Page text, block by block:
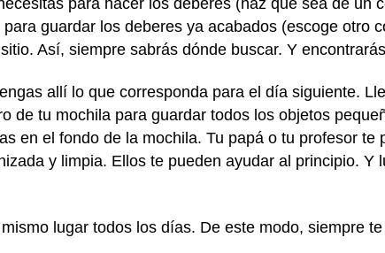
guardar los deberes ya acabados (escoge otro
Así, siempre sabrás dónde buscar. Y
allí lo que corresponda para el día siguiente.
de tu mochila para guardar todos los objetos
en el fondo de la mochila. Tu papá o tu profesor te
y limpia. Ellos te pueden ayudar al principio. Y
lugar todos los días. De este modo, siempre